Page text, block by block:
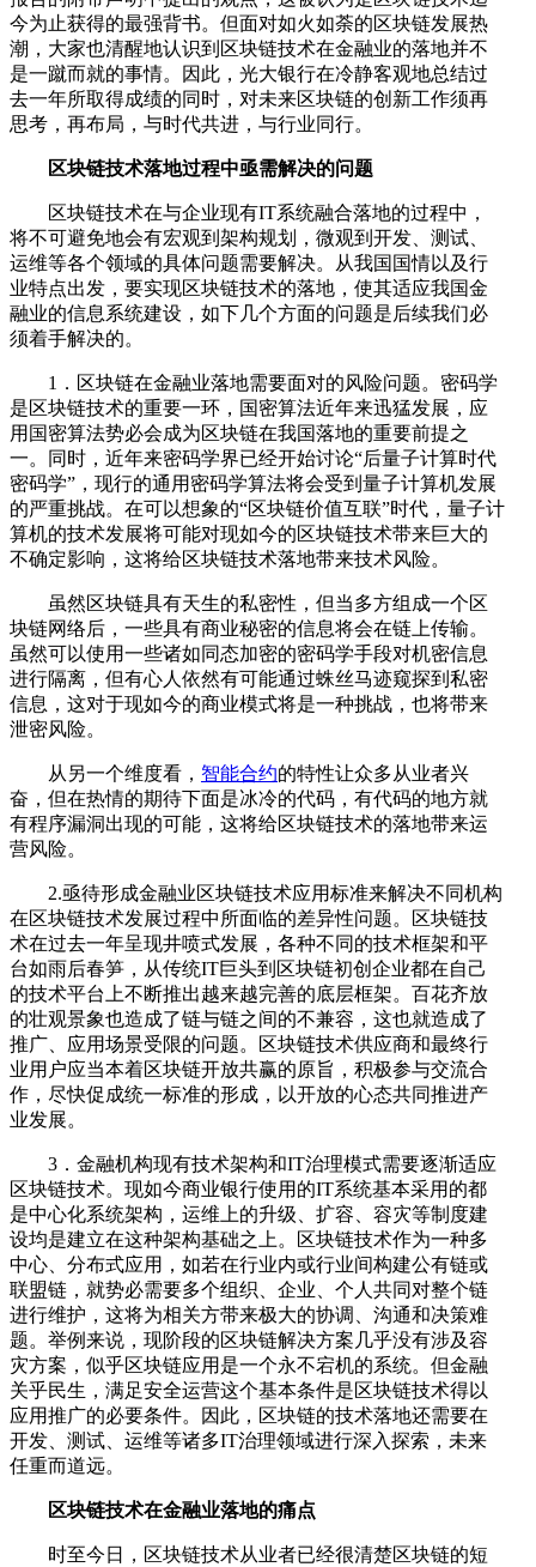
今为止获得的最强背书。但面对如火如荼的区块链发展热
潮，大家也清醒地认识到区块链技术在金融业的落地并不
是一蹴而就的事情。因此，光大银行在冷静客观地总结过
去一年所取得成绩的同时，对未来区块链的创新工作须再
思考，再布局，与时代共进，与行业同行。
区块链技术落地过程中亟需解决的问题
区块链技术在与企业现有IT系统融合落地的过程中，
将不可避免地会有宏观到架构规划，微观到开发、测试、
运维等各个领域的具体问题需要解决。从我国国情以及行
业特点出发，要实现区块链技术的落地，使其适应我国金
融业的信息系统建设，如下几个方面的问题是后续我们必
须着手解决的。
1．区块链在金融业落地需要面对的风险问题。密码学
是区块链技术的重要一环，国密算法近年来迅猛发展，应
用国密算法势必会成为区块链在我国落地的重要前提之
一。同时，近年来密码学界已经开始讨论“后量子计算时代
密码学”，现行的通用密码学算法将会受到量子计算机发展
的严重挑战。在可以想象的“区块链价值互联”时代，量子计
算机的技术发展将可能对现如今的区块链技术带来巨大的
不确定影响，这将给区块链技术落地带来技术风险。
虽然区块链具有天生的私密性，但当多方组成一个区
块链网络后，一些具有商业秘密的信息将会在链上传输。
虽然可以使用一些诸如同态加密的密码学手段对机密信息
进行隔离，但有心人依然有可能通过蛛丝马迹窥探到私密
信息，这对于现如今的商业模式将是一种挑战，也将带来
泄密风险。
从另一个维度看， 智能合约的特性让众多从业者兴
奋，但在热情的期待下面是冰冷的代码，有代码的地方就
有程序漏洞出现的可能，这将给区块链技术的落地带来运
营风险。
2.亟待形成金融业区块链技术应用标准来解决不同机构
在区块链技术发展过程中所面临的差异性问题。区块链技
术在过去一年呈现井喷式发展，各种不同的技术框架和平
台如雨后春笋，从传统IT巨头到区块链初创企业都在自己
的技术平台上不断推出越来越完善的底层框架。百花齐放
的壮观景象也造成了链与链之间的不兼容，这也就造成了
推广、应用场景受限的问题。区块链技术供应商和最终行
业用户应当本着区块链开放共赢的原旨，积极参与交流合
作，尽快促成统一标准的形成，以开放的心态共同推进产
业发展。
3．金融机构现有技术架构和IT治理模式需要逐渐适应
区块链技术。现如今商业银行使用的IT系统基本采用的都
是中心化系统架构，运维上的升级、扩容、容灾等制度建
设均是建立在这种架构基础之上。区块链技术作为一种多
中心、分布式应用，如若在行业内或行业间构建公有链或
联盟链，就势必需要多个组织、企业、个人共同对整个链
进行维护，这将为相关方带来极大的协调、沟通和决策难
题。举例来说，现阶段的区块链解决方案几乎没有涉及容
灾方案，似乎区块链应用是一个永不宕机的系统。但金融
关乎民生，满足安全运营这个基本条件是区块链技术得以
应用推广的必要条件。因此，区块链的技术落地还需要在
开发、测试、运维等诸多IT治理领域进行深入探索，未来
任重而道远。
区块链技术在金融业落地的痛点
时至今日，区块链技术从业者已经很清楚区块链的短